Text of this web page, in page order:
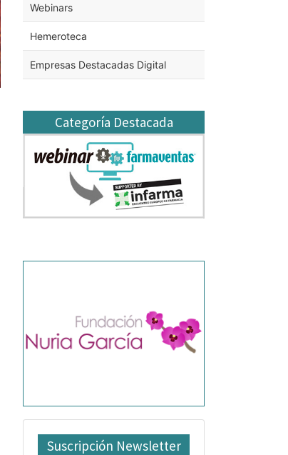
Webinars
Hemeroteca
Empresas Destacadas Digital
Categoría Destacada
Suscripción Newsletter